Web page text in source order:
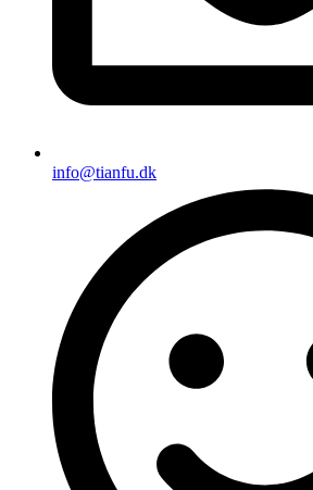
info@tianfu.dk